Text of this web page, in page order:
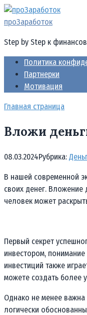
Перейти
к
проЗаработок
Step by Step к
Политика
Партнерки
Мотивация
Главная страница
Вложи
08.03.2024Рубрика:
В нашей современной
своих денег.
человек может
Первый секрет
инвестором,
инвестиций также
можете создать более
Однако не менее
логически